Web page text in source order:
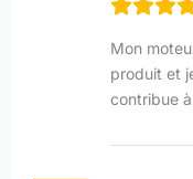
Mon
produit et
contribue